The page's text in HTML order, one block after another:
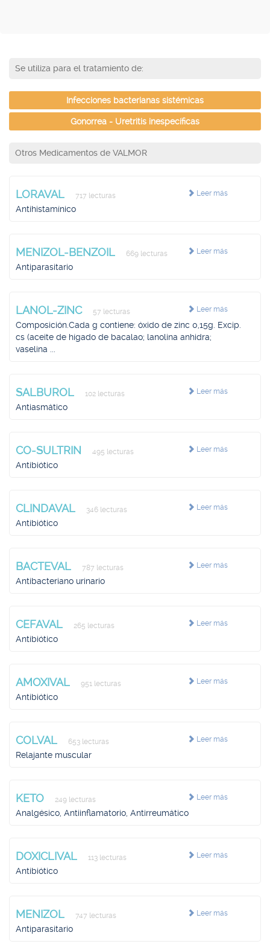
Se utiliza para el tratamiento de:
Infecciones bacterianas sistémicas
Gonorrea - Uretritis inespecíficas
Otros Medicamentos de VALMOR
Leer más
LORAVAL 717 lecturas
Antihistamínico
Leer más
MENIZOL-BENZOIL 669 lecturas
Antiparasitario
Leer más
LANOL-ZINC 57 lecturas
Composición.Cada g contiene: óxido de zinc 0,15g. Excip.
cs (aceite de hígado de bacalao; lanolina anhidra;
vaselina ...
Leer más
SALBUROL 102 lecturas
Antiasmático
Leer más
CO-SULTRIN 495 lecturas
Antibiótico
Leer más
CLINDAVAL 346 lecturas
Antibiótico
Leer más
BACTEVAL 787 lecturas
Antibacteriano urinario
Leer más
CEFAVAL 265 lecturas
Antibiótico
Leer más
AMOXIVAL 951 lecturas
Antibiótico
Leer más
COLVAL 653 lecturas
Relajante muscular
Leer más
KETO 249 lecturas
Analgésico, Antiinflamatorio, Antirreumático
Leer más
DOXICLIVAL 113 lecturas
Antibiótico
Leer más
MENIZOL 747 lecturas
Antiparasitario